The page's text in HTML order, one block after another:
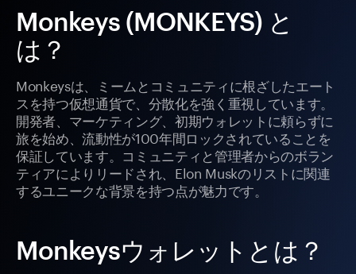
Monkeys (MONKEYS) と
は？
Monkeysは、ミームとコミュニティに根ざしたエート
スを持つ仮想通貨で、分散化を強く重視しています。
開発者、マーケティング、初期ウォレットに頼らずに
旅を始め、流動性が100年間ロックされていることを
保証しています。コミュニティと管理者からのボラン
ティアによりリードされ、Elon Muskのリストに関連
するユニークな背景を持つ点が魅力です。
Monkeysウォレットとは？